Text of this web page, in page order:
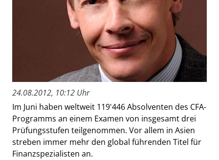
24.08.2012, 10:12 Uhr
Im Juni haben weltweit 119'446 Absolventen des CFA-
Programms an einem Examen von insgesamt drei
Prüfungsstufen teilgenommen. Vor allem in Asien
streben immer mehr den global führenden Titel für
Finanzspezialisten an.